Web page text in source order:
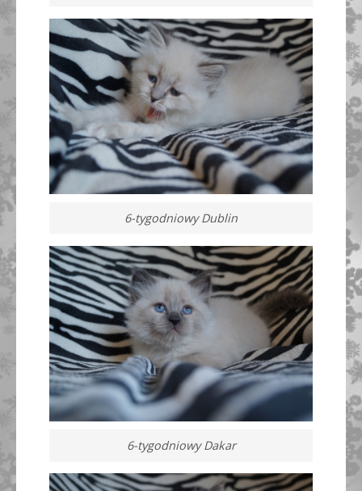
6-tygodniowy Dublin
6-tygodniowy Dakar